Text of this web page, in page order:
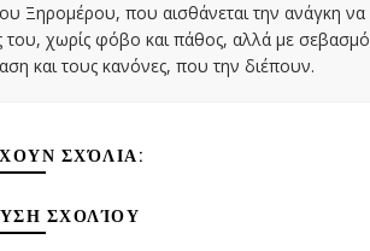
Ξηρομέρου, που αισθάνεται την ανάγκη να
του, χωρίς φόβο και πάθος, αλλά με σεβασμό
και τους κανόνες, που την διέπουν.
ΣΧΌΛΙΑ:
ΣΧΟΛΊΟΥ